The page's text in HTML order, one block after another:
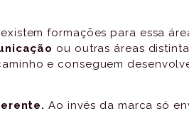
formações para essa
ou outras áreas
e conseguem
Ao invés da marca só